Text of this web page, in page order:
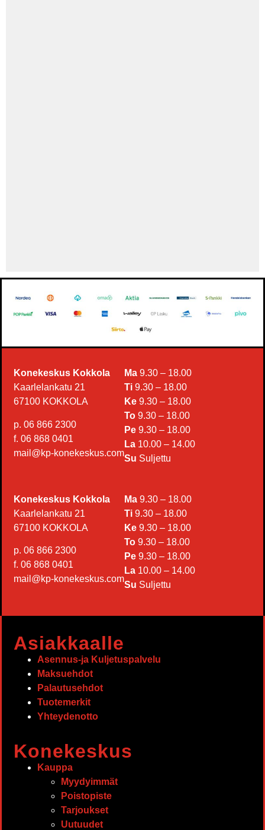
Konekeskus Kokkola
Kaarlelankatu 21
67100 KOKKOLA
p. 06 866 2300
f. 06 868 0401
mail@kp-konekeskus.com
Ma 9.30 – 18.00
Ti 9.30 – 18.00
Ke 9.30 – 18.00
To 9.30 – 18.00
Pe 9.30 – 18.00
La 10.00 – 14.00
Su Suljettu
Konekeskus Kokkola
Kaarlelankatu 21
67100 KOKKOLA
p. 06 866 2300
f. 06 868 0401
mail@kp-konekeskus.com
Ma 9.30 – 18.00
Ti 9.30 – 18.00
Ke 9.30 – 18.00
To 9.30 – 18.00
Pe 9.30 – 18.00
La 10.00 – 14.00
Su Suljettu
Asiakkaalle
Asennus-ja Kuljetuspalvelu
Maksuehdot
Palautusehdot
Tuotemerkit
Yhteydenotto
Konekeskus
Kauppa
Myydyimmät
Poistopiste
Tarjoukset
Uutuudet